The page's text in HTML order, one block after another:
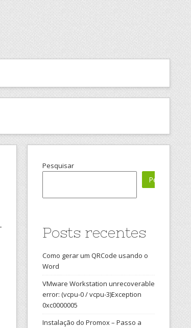
Pesquisar
Pesquisar
Posts recentes
Como gerar um QRCode usando o
Word
VMware Workstation unrecoverable
error: (vcpu-0 / vcpu-3)Exception
0xc0000005
Instalação do Promox – Passo a